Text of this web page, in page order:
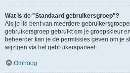
Wat is de "Standaard gebruikersgroep"?
Als je lid bent van meerdere
gebruikersgroep gebruikt om je groepskleur
beheerder kan je de permissies geven om je
wijzigen via het gebruikerspaneel.
Omhoog